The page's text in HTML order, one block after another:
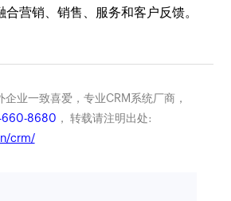
营销、销售、服务和客户反馈。
企业一致喜爱，专业CRM系统厂商，
8680 ， 转载请注明出处:
crm/